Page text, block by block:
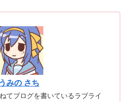
うみの さち
てブログを書いているラブライ